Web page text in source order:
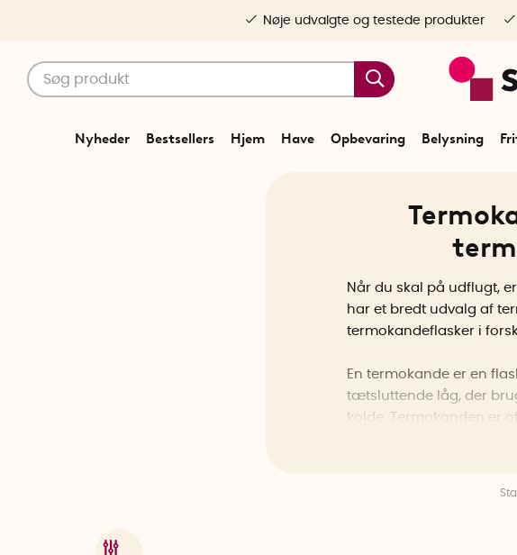
Nyheder Bestsellers Hjem Have Opbevaring Belysning
Nøje udvalgte og testede produkter
Når du skal på udflugt,
har et bredt udvalg af
termokandeflasker i
En termokande er en
tætsluttende låg, der
kolde. Termokanden er